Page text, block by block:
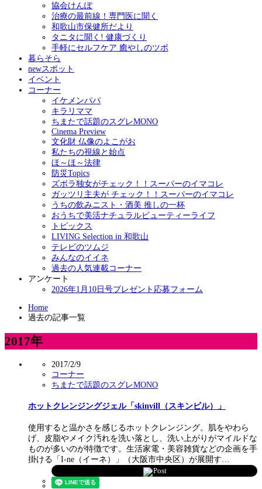
協会けんぽ
治療の最前線！専門医に聞く
和歌山市保健所だより
タニタに聞く! 健康づくり
手軽にセルフケア 癒やしのツボ
暮らそら
newスポット
イベント
コーナー
イケメンパパ
キラリママ
ちまたで話題のスグレMONO
Cinema Preview
文化財 仏像のよこがお
私たちの視線と始点
ほ～ほ～法律
防災Topics
ズボラ独女がチェック！！スーパーのイマコレ
ガッツリ主夫が チェック！！スーパーのイマコレ
うちの飲みニスト・酒美 推しの一杯
おうちで美活ナチュラルビューティーライフ
トピックス
LIVING Selection in 和歌山
テレビのツムジ
みんなのイイネ
過去の人気連載コーナー
アンケート
2026年1月10日号プレゼント応募フォーム
Home
過去の記事一覧
2017年
2017/2/9
コーナー
ちまたで話題のスグレMONO
ホットクレンジングジェル「skinvill（スキンビル）」
使用すると温かさを感じるホットクレンジング。肌をやわら
げ、皮脂やメイク汚れを洗い落とし、洗い上がりがマイルドな
ものが多いのが特徴です。生活家電・美容雑貨などの企画を手
掛ける「I-ne（イーネ）」（大阪市中央区）が展開す…
Post